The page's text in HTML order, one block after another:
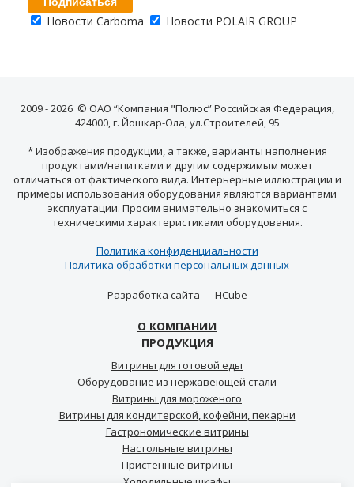
Новости Carboma Новости POLAIR GROUP
2009 - 2026 © ОАО “Компания "Полюс” Российская Федерация,
424000, г. Йошкар-Ола, ул.Строителей, 95
* Изображения продукции, а также, варианты наполнения
продуктами/напитками и другим содержимым может
отличаться от фактического вида. Интерьерные иллюстрации и
примеры использования оборудования являются вариантами
эксплуатации. Просим внимательно знакомиться с
техническими характеристиками оборудования.
Политика конфиденциальности
Политика обработки персональных данных
Разработка сайта —HCube
О КОМПАНИИ
ПРОДУКЦИЯ
Витрины для готовой еды
Оборудование из нержавеющей стали
Витрины для мороженого
Витрины для кондитерской, кофейни, пекарни
Гастрономические витрины
Настольные витрины
Пристенные витрины
Холодильные шкафы